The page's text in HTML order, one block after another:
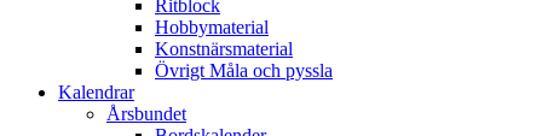
Ritblock
Hobbymaterial
Konstnärsmaterial
Övrigt Måla och pyssla
Kalendrar
Årsbundet